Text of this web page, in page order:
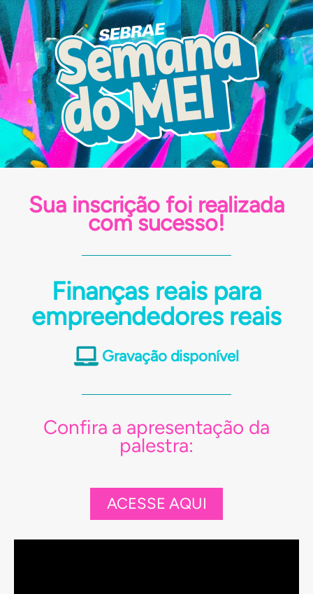
Sua inscrição foi realizada
com sucesso!
Finanças reais para
empreendedores reais
Gravação disponível
Confira a apresentação da
palestra:
ACESSE AQUI